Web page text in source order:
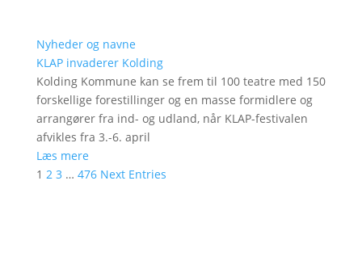
Nyheder og navne
KLAP invaderer Kolding
Kolding Kommune kan se frem til 100 teatre med 150
forskellige forestillinger og en masse formidlere og
arrangører fra ind- og udland, når KLAP-festivalen
afvikles fra 3.-6. april
Læs mere
1 2 3 … 476 Next Entries